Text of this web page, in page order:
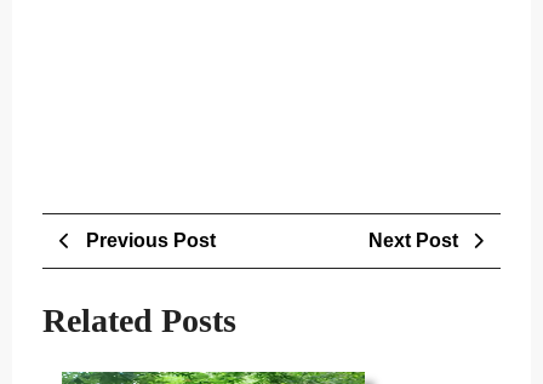
Post
navigation
Previous PostPrevious
Next Post
Related Posts